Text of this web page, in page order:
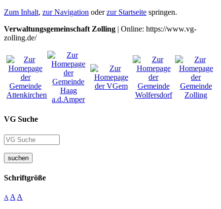
Zum Inhalt, zur Navigation oderzur Startseite springen.
Verwaltungsgemeinschaft Zolling | Online: https://www.vg-
zolling.de/
VG Suche
suchen
Schriftgröße
A A A